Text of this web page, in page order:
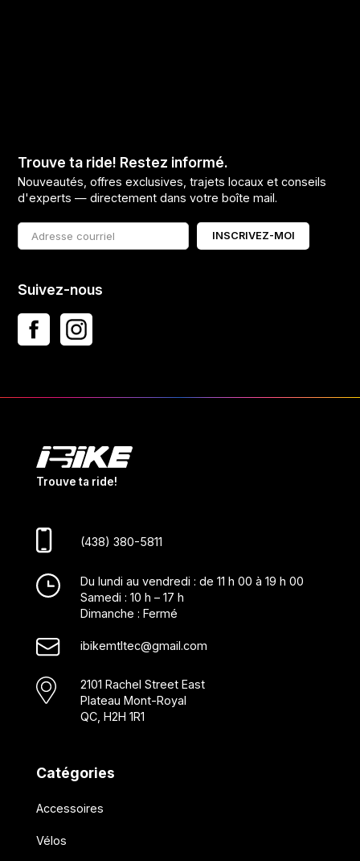
Trouve ta ride! Restez informé.
Nouveautés, offres exclusives, trajets locaux et conseils
d'experts — directement dans votre boîte mail.
INSCRIVEZ-MOI
Suivez-nous
Trouve ta ride!
(438) 380-5811
Du lundi au vendredi : de 11 h 00 à 19 h 00
Samedi : 10 h – 17 h
Dimanche : Fermé
ibikemtltec@gmail.com
2101 Rachel Street East
Plateau Mont-Royal
QC, H2H 1R1
Catégories
Accessoires
Vélos